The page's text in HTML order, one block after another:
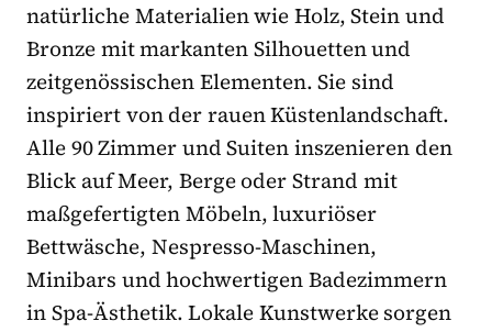
natürliche Materialien wie Holz, Stein und
Bronze mit markanten Silhouetten und
zeitgenössischen Elementen. Sie sind
inspiriert von der rauen Küstenlandschaft.
Alle 90 Zimmer und Suiten inszenieren den
Blick auf Meer, Berge oder Strand mit
maßgefertigten Möbeln, luxuriöser
Bettwäsche, Nespresso-Maschinen,
Minibars und hochwertigen Badezimmern
in Spa-Ästhetik. Lokale Kunstwerke sorgen